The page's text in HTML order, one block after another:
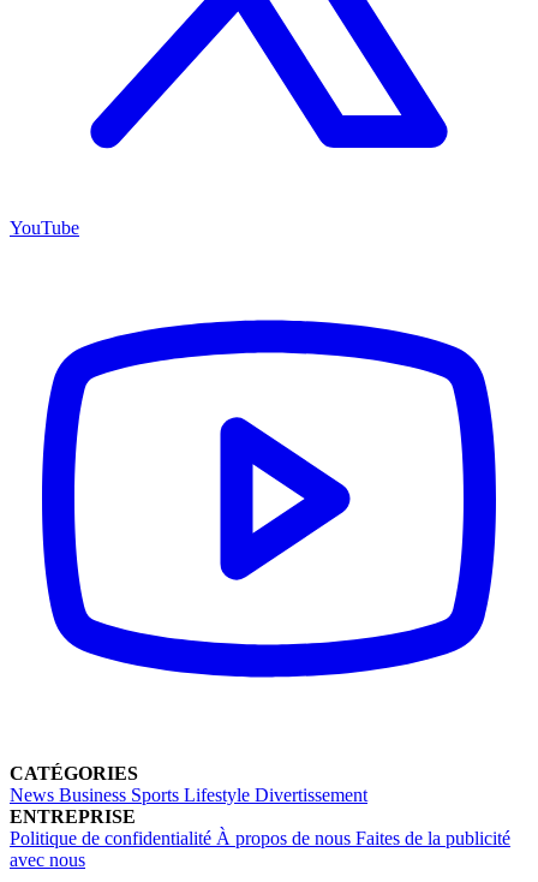
YouTube
CATÉGORIES
News Business Sports Lifestyle Divertissement
ENTREPRISE
Politique de confidentialité À propos de nous Faites de la publicité
avec nous